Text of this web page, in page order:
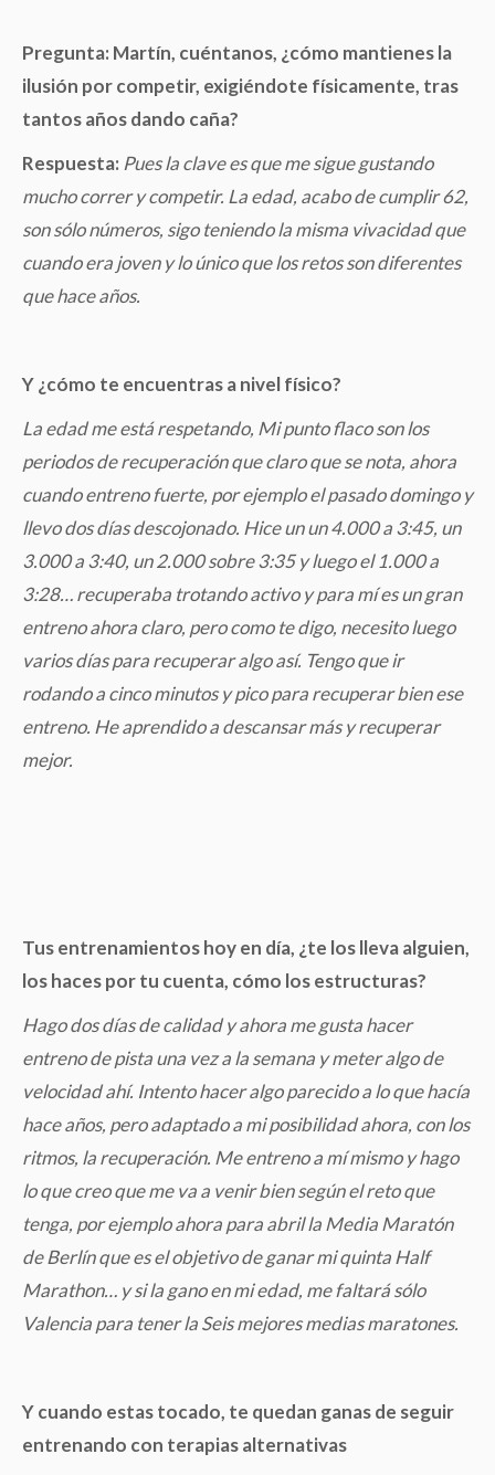
Pregunta: Martín, cuéntanos, ¿cómo mantienes la
ilusión por competir, exigiéndote físicamente, tras
tantos años dando caña?
Respuesta: Pues la clave es que me sigue gustando
mucho correr y competir. La edad, acabo de cumplir 62,
son sólo números, sigo teniendo la misma vivacidad que
cuando era joven y lo único que los retos son diferentes
que hace años.
Y ¿cómo te encuentras a nivel físico?
La edad me está respetando, Mi punto flaco son los
periodos de recuperación que claro que se nota, ahora
cuando entreno fuerte, por ejemplo el pasado domingo y
llevo dos días descojonado. Hice un un 4.000 a 3:45, un
3.000 a 3:40, un 2.000 sobre 3:35 y luego el 1.000 a
3:28… recuperaba trotando activo y para mí es un gran
entreno ahora claro, pero como te digo, necesito luego
varios días para recuperar algo así. Tengo que ir
rodando a cinco minutos y pico para recuperar bien ese
entreno. He aprendido a descansar más y recuperar
mejor.
Tus entrenamientos hoy en día, ¿te los lleva alguien,
los haces por tu cuenta, cómo los estructuras?
Hago dos días de calidad y ahora me gusta hacer
entreno de pista una vez a la semana y meter algo de
velocidad ahí. Intento hacer algo parecido a lo que hacía
hace años, pero adaptado a mi posibilidad ahora, con los
ritmos, la recuperación. Me entreno a mí mismo y hago
lo que creo que me va a venir bien según el reto que
tenga, por ejemplo ahora para abril la Media Maratón
de Berlín que es el objetivo de ganar mi quinta Half
Marathon… y si la gano en mi edad, me faltará sólo
Valencia para tener la Seis mejores medias maratones.
Y cuando estas tocado, te quedan ganas de seguir
entrenando con terapias alternativas